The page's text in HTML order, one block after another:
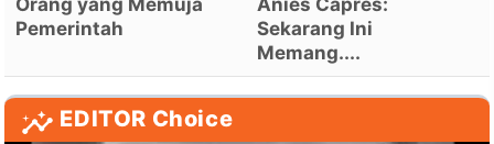
Pemerintah
Sekarang Ini
Memang....
EDITOR Choice